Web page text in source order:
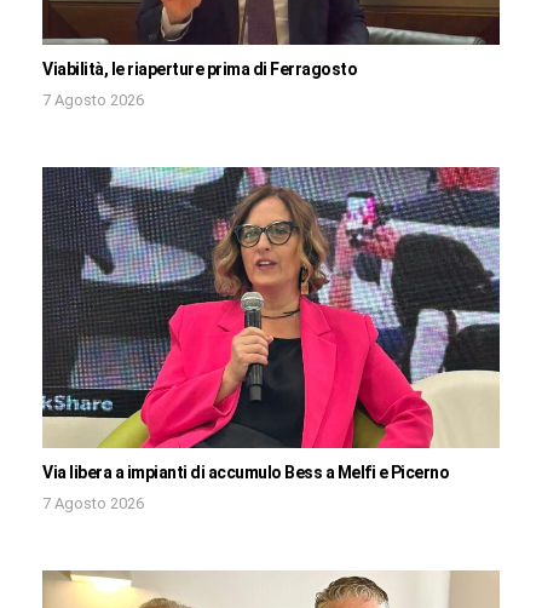
Viabilità, le riaperture prima di Ferragosto
7 Agosto 2026
Via libera a impianti di accumulo Bess a Melfi e Picerno
7 Agosto 2026